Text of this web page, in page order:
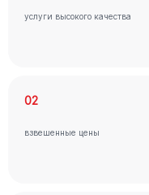
услуги высокого качества
02
взвешенные цены